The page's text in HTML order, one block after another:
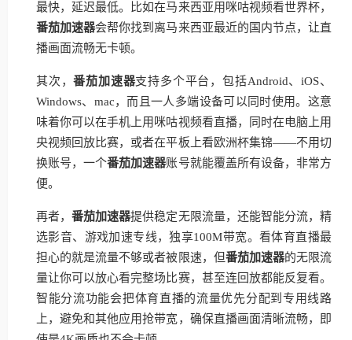
最快，延迟最低。比如在马来西亚用咪咕视频看世界杯，
番茄加速器会帮你找到离马来西亚最近的国内节点，让直
播画面流畅无卡顿。
其次，番茄加速器支持多个平台，包括Android、iOS、
Windows、mac，而且一人多端设备可以同时使用。这意
味着你可以在手机上用咪咕视频看直播，同时在电脑上用
央视频回放比赛，或者在平板上看欧洲杯集锦——不用切
换账号，一个番茄加速器账号就能覆盖所有设备，非常方
便。
再者，番茄加速器提供稳定无限流量，还能智能分流，精
选影音、游戏加速专线，独享100M带宽。看体育直播最
担心的就是流量不够或者被限速，但番茄加速器的无限流
量让你可以放心看完整场比赛，甚至连回放都能反复看。
智能分流功能会把体育直播的流量优先分配到专用线路
上，避免和其他应用抢带宽，确保直播画面清晰流畅，即